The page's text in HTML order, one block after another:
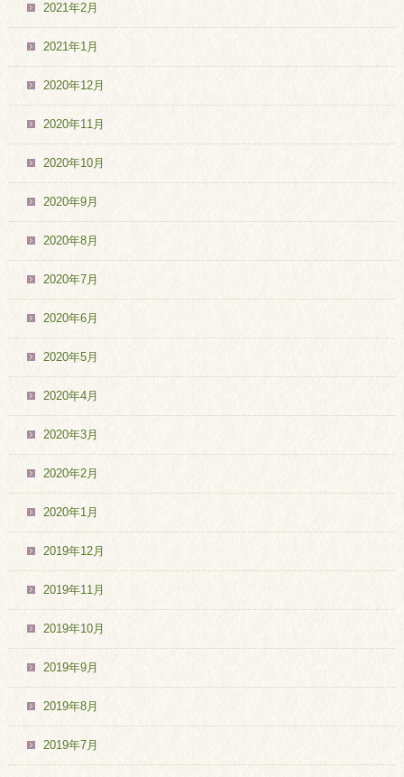
2021年2月
2021年1月
2020年12月
2020年11月
2020年10月
2020年9月
2020年8月
2020年7月
2020年6月
2020年5月
2020年4月
2020年3月
2020年2月
2020年1月
2019年12月
2019年11月
2019年10月
2019年9月
2019年8月
2019年7月